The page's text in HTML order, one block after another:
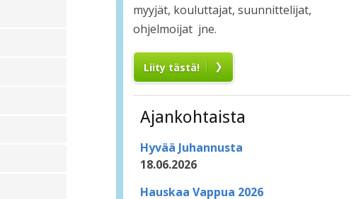
myyjät, kouluttajat, suunnittelijat,
ohjelmoijat jne.
Liity tästä!
Ajankohtaista
Hyvää Juhannusta
18.06.2026
Hauskaa Vappua 2026